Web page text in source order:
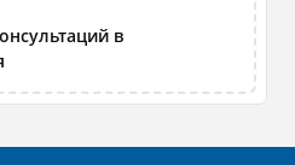
в